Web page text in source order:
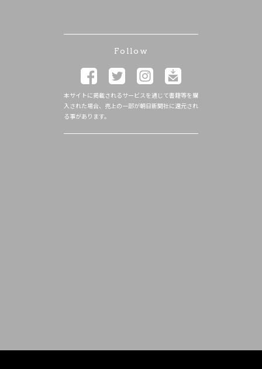
Follow
本サイトに掲載されるサービスを通じて書籍等を購
入された場合、売上の一部が朝日新聞社に還元され
る事があります。